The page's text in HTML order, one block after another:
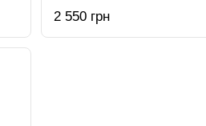
2 550 грн